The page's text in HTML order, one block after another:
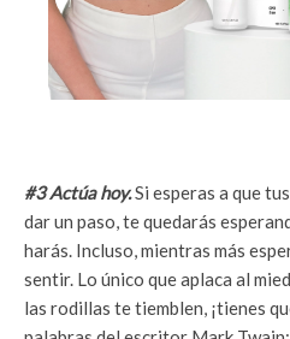
#3 Actúa hoy.Si esperas a que
dar un paso, te quedarás
harás. Incluso, mientras más
sentir. Lo único que aplaca al
las rodillas te tiemblen, ¡tienes